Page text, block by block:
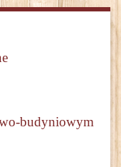
budyniowym